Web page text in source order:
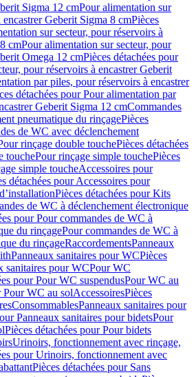
Sigma 12 cmPour alimentation sur
Geberit Sigma 8 cmPièces
sur secteur, pour réservoirs à
cmPour alimentation sur secteur, pour
Omega 12 cmPièces détachées pour
pour réservoirs à encastrer Geberit
par piles, pour réservoirs à encastrer
détachées pour Pour alimentation par
Geberit Sigma 12 cmCommandes
pneumatique du rinçagePièces
de WC avec déclenchement
rinçage double touchePièces détachées
touchePour rinçage simple touchePièces
simple toucheAccessoires pour
détachées pour Accessoires pour
Pièces détachées pour Kits
de WC à déclenchement électronique
pour Pour commandes de WC à
du rinçagePour commandes de WC à
du rinçageRaccordementsPanneaux
Panneaux sanitaires pour WCPièces
sanitaires pour WCPour WC
pour Pour WC suspendusPour WC au
Pour WC au solAccessoiresPièces
ConsommablesPanneaux sanitaires pour
Panneaux sanitaires pour bidetsPour
Pièces détachées pour Pour bidets
Urinoirs, fonctionnement avec rinçage,
pour Urinoirs, fonctionnement avec
Pièces détachées pour Sans